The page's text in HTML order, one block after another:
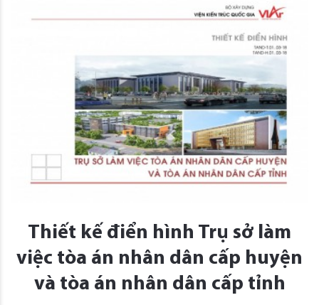
Thiết kế điển hình Trụ sở làm
việc tòa án nhân dân cấp huyện
và tòa án nhân dân cấp tỉnh